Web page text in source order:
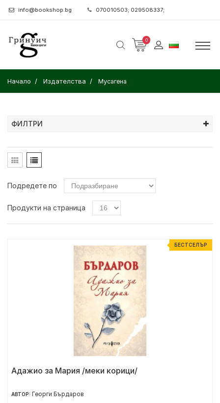
info@bookshop.bg 070010503; 029508337;
0
Начало Издателства Мусагена
ФИЛТРИ
Подредете по
Продукти на страница
БЕСТСЕЛЪР
Адажио за Мария /меки корици/
АВТОР: Георги Бърдаров